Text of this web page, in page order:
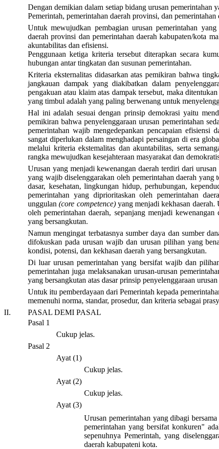
Dengan demikian dalam setiap bidang urusan pemerintahan
Pemerintah, pemerintahan daerah provinsi, dan pemerintahan
Untuk mewujudkan pembagian urusan pemerintahan
daerah provinsi dan pemerintahan daerah kabupaten/kota
akuntabilitas dan efisiensi.
Penggunaan ketiga kriteria tersebut diterapkan secara
hubungan antar tingkatan dan susunan pemerintahan.
Kriteria eksternalitas didasarkan atas pemikiran bahwa
jangkauan dampak yang diakibatkan dalam
pengakuan atau klaim atas dampak tersebut, maka
yang timbul adalah yang paling berwenang untuk
Hal ini adalah sesuai dengan prinsip demokrasi yaitu
pemikiran bahwa penyelenggaraan urusan pemerintahan
pemerintahan wajib mengedepankan pencapaian efisiensi
sangat diperlukan dalam menghadapi persaingan di era
melalui kriteria ekstemalitas dan akuntabilitas, serta
rangka mewujudkan kesejahteraan masyarakat dan
Urusan yang menjadi kewenangan daerah terdiri dari
yang wajib diselenggarakan oleh pemerintahan daerah yang
dasar, kesehatan, lingkungan hidup, perhubungan,
pemerintahan yang diprioritaskan oleh pemerintahan
unggulan(core competence)yang menjadi kekhasan daerah.
oleh pemerintahan daerah, sepanjang menjadi
yang bersangkutan.
Namun mengingat terbatasnya sumber daya dan sumber
difokuskan pada urusan wajib dan urusan pilihan yang
kondisi, potensi, dan kekhasan daerah yang bersangkutan.
Di luar urusan pemerintahan yang bersifat wajib dan
pemerintahan juga melaksanakan urusan-urusan
yang bersangkutan atas dasar prinsip penyelenggaraan urusan
Untuk itu pemberdayaan dari Pemerintah kepada
memenuhi norma, standar, prosedur, dan kriteria sebagai
II.
PASAL DEMI PASAL
Pasal 1
Cukup jelas.
Pasal 2
Ayat (1)
Cukup jelas.
Ayat (2)
Cukup jelas.
Ayat (3)
Urusan pemerintahan yang dibagi
pemerintahan yang bersifat konkuren"
sepenuhnya Pemerintah, yang
daerah kabupateni kota.